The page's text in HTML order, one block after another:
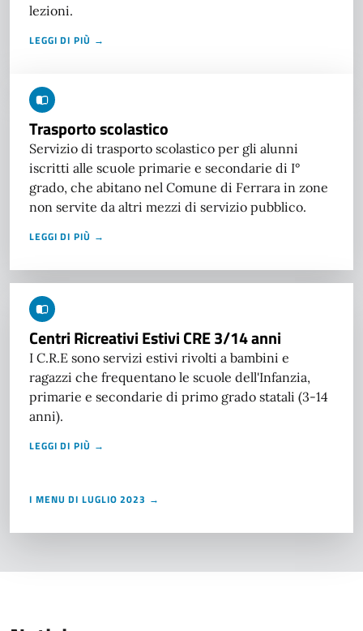
lezioni.
LEGGI DI PIÙ →
Trasporto scolastico
Servizio di trasporto scolastico per gli alunni
iscritti alle scuole primarie e secondarie di I°
grado, che abitano nel Comune di Ferrara in zone
non servite da altri mezzi di servizio pubblico.
LEGGI DI PIÙ →
Centri Ricreativi Estivi CRE 3/14 anni
I C.R.E sono servizi estivi rivolti a bambini e
ragazzi che frequentano le scuole dell'Infanzia,
primarie e secondarie di primo grado statali (3-14
anni).
LEGGI DI PIÙ →
I MENU DI LUGLIO 2023 →